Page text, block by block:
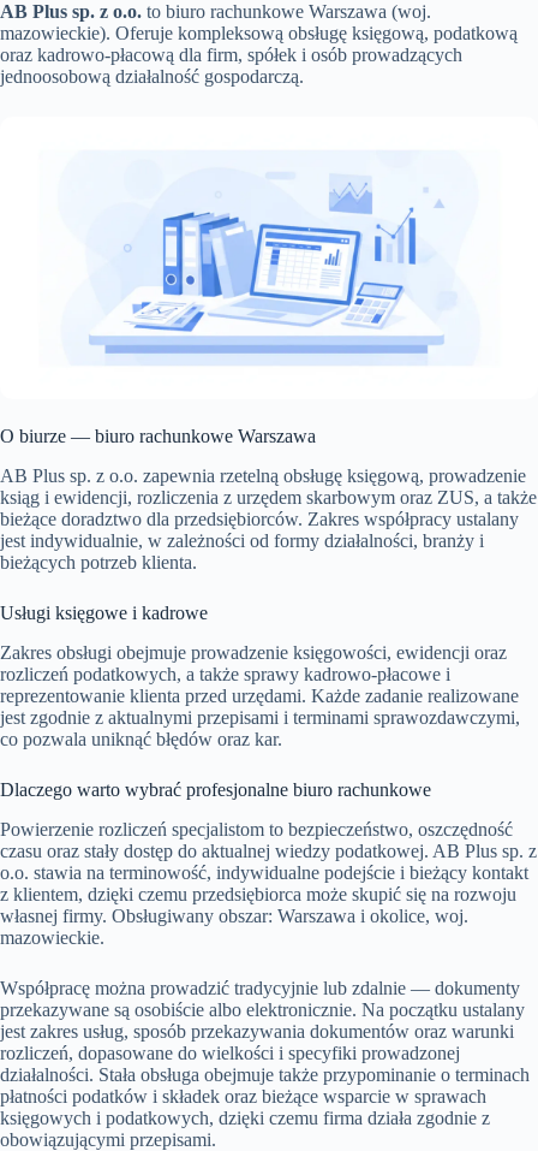
AB Plus sp. z o.o. to biuro rachunkowe Warszawa (woj.
mazowieckie). Oferuje kompleksową obsługę księgową, podatkową
oraz kadrowo-płacową dla firm, spółek i osób prowadzących
jednoosobową działalność gospodarczą.
O biurze — biuro rachunkowe Warszawa
AB Plus sp. z o.o. zapewnia rzetelną obsługę księgową, prowadzenie
ksiąg i ewidencji, rozliczenia z urzędem skarbowym oraz ZUS, a także
bieżące doradztwo dla przedsiębiorców. Zakres współpracy ustalany
jest indywidualnie, w zależności od formy działalności, branży i
bieżących potrzeb klienta.
Usługi księgowe i kadrowe
Zakres obsługi obejmuje prowadzenie księgowości, ewidencji oraz
rozliczeń podatkowych, a także sprawy kadrowo-płacowe i
reprezentowanie klienta przed urzędami. Każde zadanie realizowane
jest zgodnie z aktualnymi przepisami i terminami sprawozdawczymi,
co pozwala uniknąć błędów oraz kar.
Dlaczego warto wybrać profesjonalne biuro rachunkowe
Powierzenie rozliczeń specjalistom to bezpieczeństwo, oszczędność
czasu oraz stały dostęp do aktualnej wiedzy podatkowej. AB Plus sp. z
o.o. stawia na terminowość, indywidualne podejście i bieżący kontakt
z klientem, dzięki czemu przedsiębiorca może skupić się na rozwoju
własnej firmy. Obsługiwany obszar: Warszawa i okolice, woj.
mazowieckie.
Współpracę można prowadzić tradycyjnie lub zdalnie — dokumenty
przekazywane są osobiście albo elektronicznie. Na początku ustalany
jest zakres usług, sposób przekazywania dokumentów oraz warunki
rozliczeń, dopasowane do wielkości i specyfiki prowadzonej
działalności. Stała obsługa obejmuje także przypominanie o terminach
płatności podatków i składek oraz bieżące wsparcie w sprawach
księgowych i podatkowych, dzięki czemu firma działa zgodnie z
obowiązującymi przepisami.